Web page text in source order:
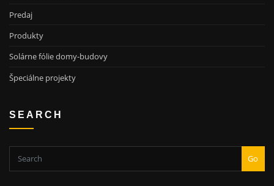
Predaj
Produkty
Solárne fólie domy-budovy
Špeciálne projekty
SEARCH
Go